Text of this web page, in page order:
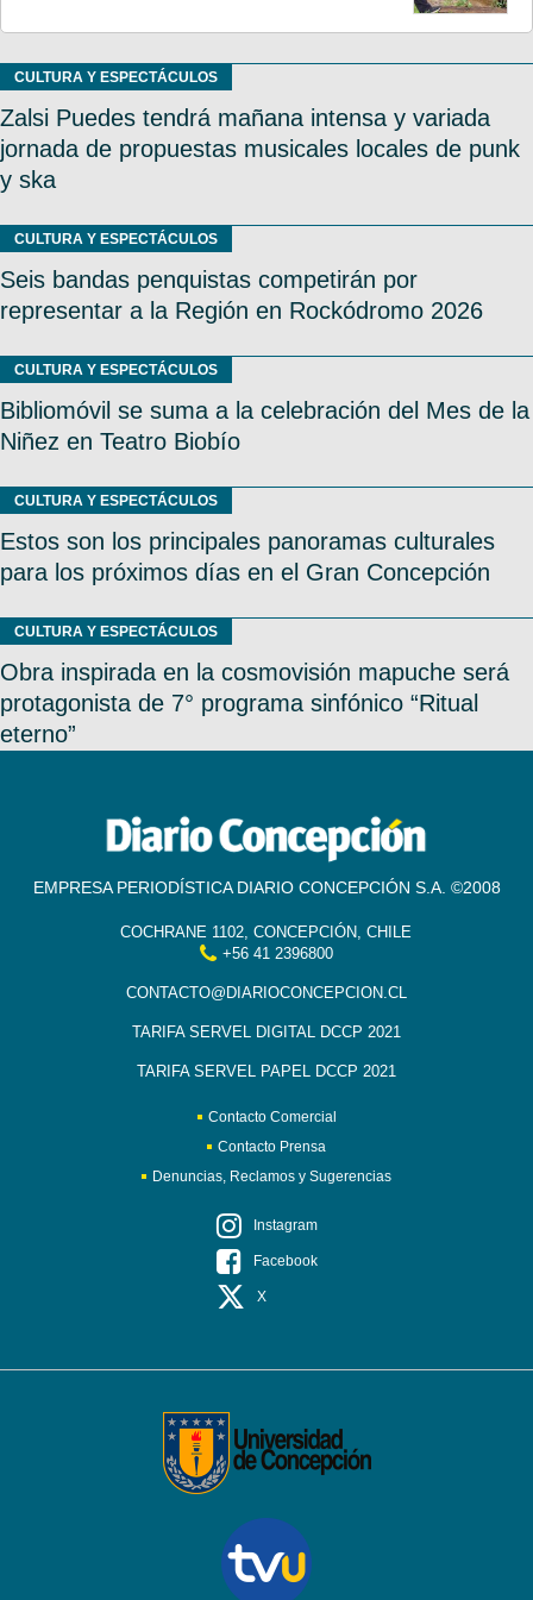
CULTURA Y ESPECTÁCULOS
Zalsi Puedes tendrá mañana intensa y variada
jornada de propuestas musicales locales de punk
y ska
CULTURA Y ESPECTÁCULOS
Seis bandas penquistas competirán por
representar a la Región en Rockódromo 2026
CULTURA Y ESPECTÁCULOS
Bibliomóvil se suma a la celebración del Mes de la
Niñez en Teatro Biobío
CULTURA Y ESPECTÁCULOS
Estos son los principales panoramas culturales
para los próximos días en el Gran Concepción
CULTURA Y ESPECTÁCULOS
Obra inspirada en la cosmovisión mapuche será
protagonista de 7° programa sinfónico “Ritual
eterno”
EMPRESA PERIODÍSTICA DIARIO CONCEPCIÓN S.A. ©2008
COCHRANE 1102, CONCEPCIÓN, CHILE
+56 41 2396800
CONTACTO@DIARIOCONCEPCION.CL
TARIFA SERVEL DIGITAL DCCP 2021
TARIFA SERVEL PAPEL DCCP 2021
Contacto Comercial
Contacto Prensa
Denuncias, Reclamos y Sugerencias
Instagram
Facebook
X